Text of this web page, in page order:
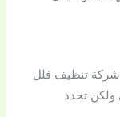
شركة تنظيف فلل
ولكن تحدد